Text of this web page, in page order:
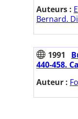
Auteurs :
Bernard.
1991
440-458.
Auteur :